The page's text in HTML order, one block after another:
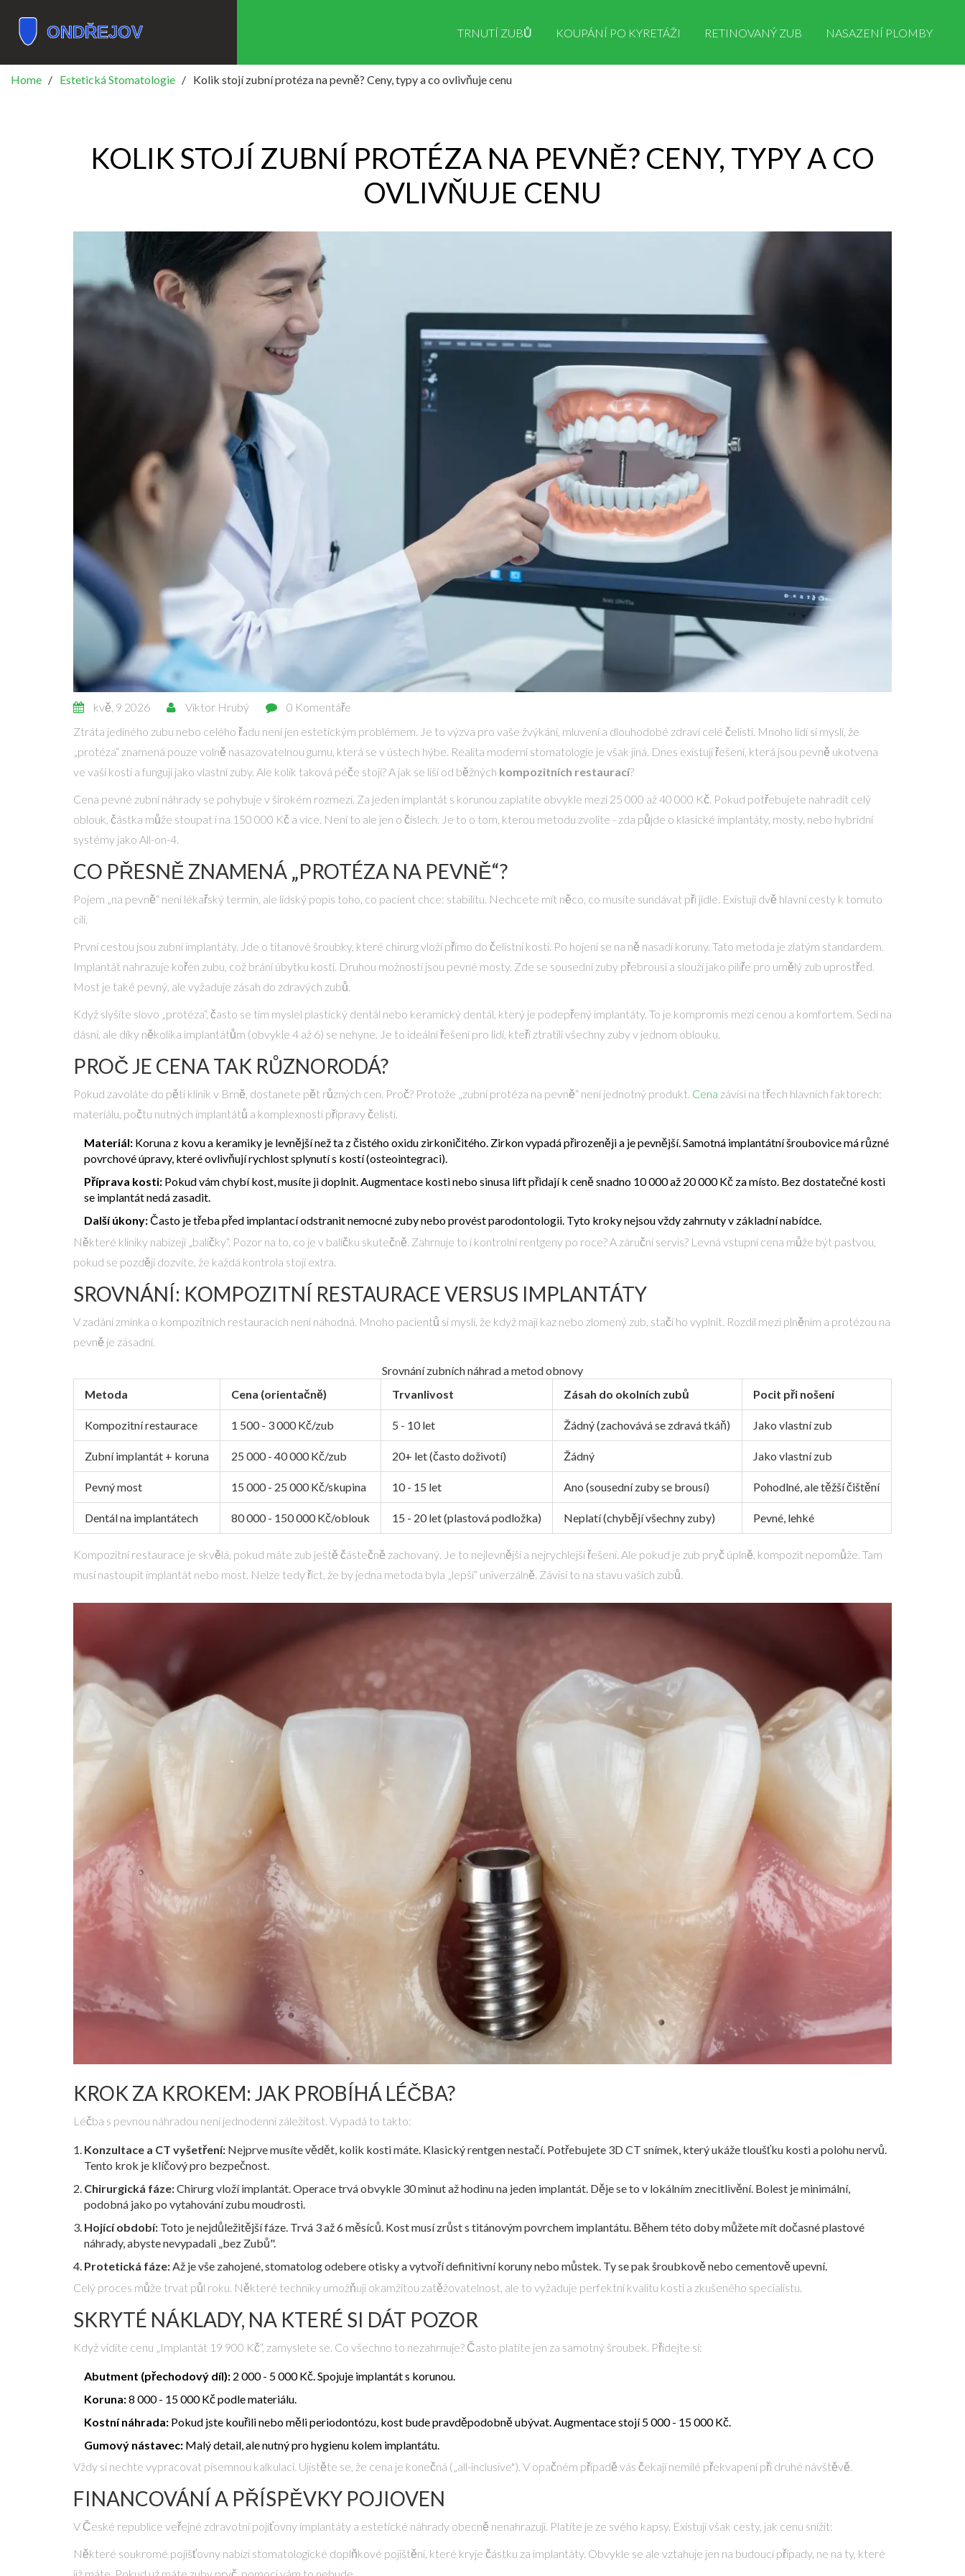
TRNUTÍ ZUBŮ KOUPÁNÍ PO KYRETÁŽI RETINOVANÝ ZUB NASAZENÍ PLOMBY
Home Estetická Stomatologie Kolik stojí zubní protéza na pevně? Ceny, typy a co ovlivňuje cenu
KOLIK STOJÍ ZUBNÍ PROTÉZA NA PEVNĚ? CENY, TYPY A CO
OVLIVŇUJE CENU
kvě, 9 2026 Viktor Hrubý
0 Komentáře
Ztráta jediného zubu nebo celého řadu není jen estetickým problémem. Je to výzva pro vaše žvýkání, mluvení a dlouhodobé zdraví celé čelisti. Mnoho lidí si myslí, že
„protéza“ znamená pouze volně nasazovatelnou gumu, která se v ústech hýbe. Realita moderní stomatologie je však jiná. Dnes existují řešení, která jsou pevně ukotvena
ve vaší kosti a fungují jako vlastní zuby. Ale kolik taková péče stojí? A jak se liší od běžných kompozitních restaurací?
Cena pevné zubní náhrady se pohybuje v širokém rozmezí. Za jeden implantát s korunou zaplatíte obvykle mezi 25 000 až 40 000 Kč. Pokud potřebujete nahradit celý
oblouk, částka může stoupat i na 150 000 Kč a více. Není to ale jen o číslech. Je to o tom, kterou metodu zvolíte - zda půjde o klasické implantáty, mosty, nebo hybridní
systémy jako All-on-4.
CO PŘESNĚ ZNAMENÁ „PROTÉZA NA PEVNĚ“?
Pojem „na pevně“ není lékařský termín, ale lidský popis toho, co pacient chce: stabilitu. Nechcete mít něco, co musíte sundávat při jídle. Existují dvě hlavní cesty k tomuto
cíli.
První cestou jsou zubní implantáty. Jde o titanové šroubky, které chirurg vloží přímo do čelistní kosti. Po hojení se na ně nasadí koruny. Tato metoda je zlatým standardem.
Implantát nahrazuje kořen zubu, což brání úbytku kosti. Druhou možností jsou pevné mosty. Zde se sousední zuby přebrousí a slouží jako pilíře pro umělý zub uprostřed.
Most je také pevný, ale vyžaduje zásah do zdravých zubů.
Když slyšíte slovo „protéza“, často se tím myslel plastický dentál nebo keramický dentál , který je podepřený implantáty. To je kompromis mezi cenou a komfortem. Sedí na
dásni, ale díky několika implantátům (obvykle 4 až 6) se nehyne. Je to ideální řešení pro lidi, kteří ztratili všechny zuby v jednom oblouku.
PROČ JE CENA TAK RŮZNORODÁ?
Pokud zavoláte do pěti klinik v Brně, dostanete pět různých cen. Proč? Protože „zubní protéza na pevně“ není jednotný produkt. Cena závisí na třech hlavních faktorech:
materiálu, počtu nutných implantátů a komplexnosti přípravy čelisti.
Materiál: Koruna z kovu a keramiky je levnější než ta z čistého oxidu zirkoničitého. Zirkon vypadá přirozeněji a je pevnější. Samotná implantátní šroubovice má různé
povrchové úpravy, které ovlivňují rychlost splynutí s kostí (osteointegraci).
Příprava kosti: Pokud vám chybí kost, musíte ji doplnit.Augmentace kostinebo sinusa lift přidají k ceně snadno 10 000 až 20 000 Kč za místo. Bez dostatečné kosti
se implantát nedá zasadit.
Další úkony:Často je třeba před implantací odstranit nemocné zuby nebo provést parodontologii. Tyto kroky nejsou vždy zahrnuty v základní nabídce.
Některé kliniky nabízejí „balíčky“. Pozor na to, co je v balíčku skutečně. Zahrnuje to i kontrolní rentgeny po roce? A záruční servis? Levná vstupní cena může být pastvou,
pokud se později dozvíte, že každá kontrola stojí extra.
SROVNÁNÍ: KOMPOZITNÍ RESTAURACE VERSUS IMPLANTÁTY
V zadání zmínka o kompozitních restauracích není náhodná. Mnoho pacientů si myslí, že když mají kaz nebo zlomený zub, stačí ho vyplnit. Rozdíl mezi plněním a protézou na
pevně je zásadní.
Srovnání zubních náhrad a metod obnovy
Metoda
Cena (orientačně) Trvanlivost Zásah do okolních zubů Pocit při nošení
Kompozitní restaurace 1 500 - 3 000 Kč/zub 5 - 10 let Žádný (zachovává se zdravá tkáň) Jako vlastní zub
Zubní implantát + koruna 25 000 - 40 000 Kč/zub 20+ let (často doživotí) Žádný Jako vlastní zub
Pevný most 15 000 - 25 000 Kč/skupina 10 - 15 let Ano (sousední zuby se brousí) Pohodlné, ale těžší čištění
Dentál na implantátech 80 000 - 150 000 Kč/oblouk 15 - 20 let (plastová podložka) Neplatí (chybějí všechny zuby) Pevné, lehké
Kompozitní restaurace je skvělá, pokud máte zub ještě částečně zachovaný. Je to nejlevnější a nejrychlejší řešení. Ale pokud je zub pryč úplně, kompozit nepomůže. Tam
musí nastoupit implantát nebo most. Nelze tedy říct, že by jedna metoda byla „lepší“ univerzálně. Závisí to na stavu vašich zubů.
KROK ZA KROKEM: JAK PROBÍHÁ LÉČBA?
Léčba s pevnou náhradou není jednodenní záležitost. Vypadá to takto:
Konzultace a CT vyšetření: Nejprve musíte vědět, kolik kosti máte. Klasický rentgen nestačí. Potřebujete 3D CT snímek, který ukáže tloušťku kosti a polohu nervů.
Tento krok je klíčový pro bezpečnost.
Chirurgická fáze:Chirurg vloží implantát. Operace trvá obvykle 30 minut až hodinu na jeden implantát. Děje se to v lokálním znecitlivění. Bolest je minimální,
podobná jako po vytahování zubu moudrosti.
Hojící období: Toto je nejdůležitější fáze. Trvá 3 až 6 měsíců. Kost musí zrůst s titánovým povrchem implantátu. Během této doby můžete mít dočasné plastové
náhrady, abyste nevypadali „bez Zubů".
Protetická fáze: Až je vše zahojené, stomatolog odebere otisky a vytvoří definitivní koruny nebo můstek. Ty se pak šroubkově nebo cementově upevní.
Celý proces může trvat půl roku. Některé techniky umožňují okamžitou zatěžovatelnost, ale to vyžaduje perfektní kvalitu kosti a zkušeného specialistu.
SKRYTÉ NÁKLADY, NA KTERÉ SI DÁT POZOR
Když vidíte cenu „Implantát 19 900 Kč“, zamyslete se. Co všechno to nezahrnuje? Často platíte jen za samotný šroubek. Přidejte si:
Abutment (přechodový díl): 2 000 - 5 000 Kč. Spojuje implantát s korunou.
Koruna:8 000 - 15 000 Kč podle materiálu.
Kostní náhrada: Pokud jste kouřili nebo měli periodontózu, kost bude pravděpodobně ubývat. Augmentace stojí 5 000 - 15 000 Kč.
Gumový nástavec: Malý detail, ale nutný pro hygienu kolem implantátu.
Vždy si nechte vypracovat písemnou kalkulaci. Ujistěte se, že cena je konečná („all-inclusive"). V opačném případě vás čekají nemilé překvapení při druhé návštěvě.
FINANCOVÁNÍ A PŘÍSPĚVKY POJIOVEN
V České republice veřejné zdravotní pojiťovny implantáty a estetické náhrady obecně nenahrazují. Platíte je ze svého kapsy. Existují však cesty, jak cenu snížit:
Některé soukromé pojišťovny nabízí stomatologické doplňkové pojištění , které kryje částku za implantáty. Obvykle se ale vztahuje jen na budoucí případy, ne na ty, které
již máte. Pokud už máte zuby pryč, pomoci vám to nebude.